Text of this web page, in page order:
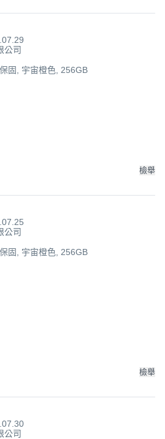
公司
固, 宇宙橙色, 256GB
檢舉
公司
固, 宇宙橙色, 256GB
檢舉
公司